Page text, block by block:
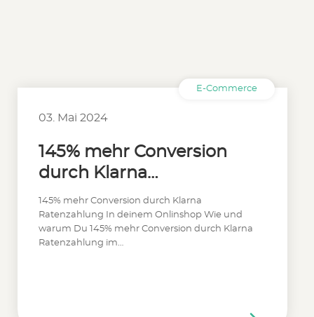
E-Commerce
03. Mai 2024
145% mehr Conversion
durch Klarna
Ratenzahlung
145% mehr Conversion durch Klarna
Ratenzahlung In deinem Onlinshop Wie und
warum Du 145% mehr Conversion durch Klarna
Ratenzahlung im…